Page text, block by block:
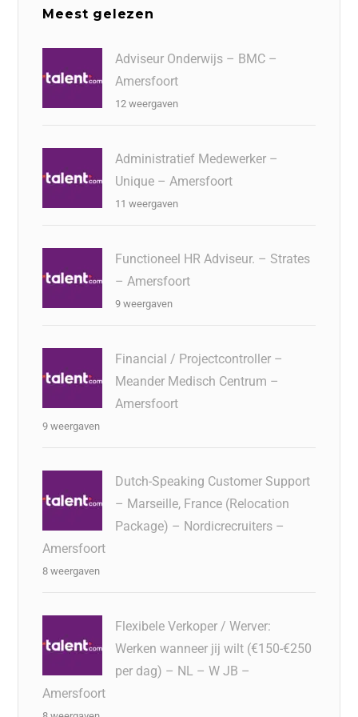
Meest gelezen
Adviseur Onderwijs – BMC –
Amersfoort
12 weergaven
Administratief Medewerker –
Unique – Amersfoort
11 weergaven
Functioneel HR Adviseur. – Strates
– Amersfoort
9 weergaven
Financial / Projectcontroller –
Meander Medisch Centrum –
Amersfoort
9 weergaven
Dutch-Speaking Customer Support
– Marseille, France (Relocation
Package) – Nordicrecruiters –
Amersfoort
8 weergaven
Flexibele Verkoper / Werver:
Werken wanneer jij wilt (€150-€250
per dag) – NL – W JB –
Amersfoort